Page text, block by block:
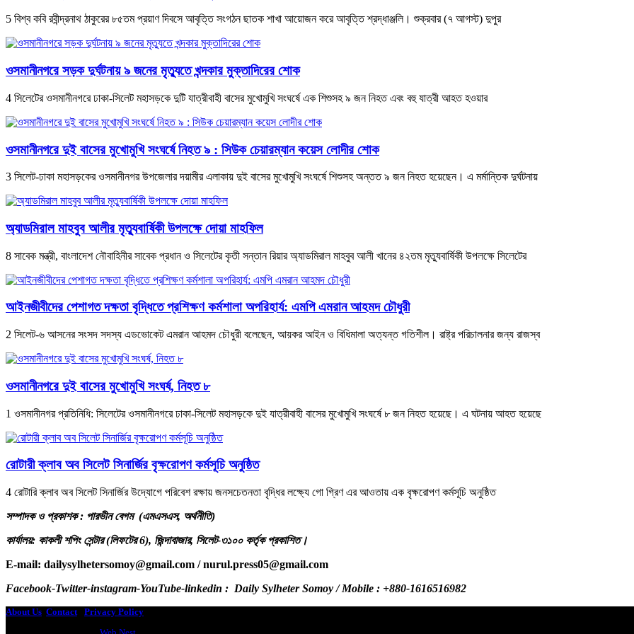
5 বিশ্ব কবি রবীন্দ্রনাথ ঠাকুরের ৮৫তম প্রয়াণ দিবসে আবৃত্তি সংগঠন ছাতক শাখা আয়োজন করে আবৃত্তি শ্রদ্ধাঞ্জলি। শুক্রবার (৭ আগস্ট) দুপুর
ওসমানীনগরে সড়ক দুর্ঘটনায় ৯ জনের মৃত্যুতে খন্দকার মুক্তাদিরের শোক
4 সিলেটের ওসমানীনগরে ঢাকা-সিলেট মহাসড়কে দুটি যাত্রীবাহী বাসের মুখোমুখি সংঘর্ষে এক শিশুসহ ৯ জন নিহত এবং বহু যাত্রী আহত হওয়ার
ওসমানীনগরে দুই বাসের মুখোমুখি সংঘর্ষে নিহত ৯ : সিউক চেয়ারম্যান কয়েস লোদীর শোক
3 সিলেট-ঢাকা মহাসড়কের ওসমানীনগর উপজেলার দয়ামীর এলাকায় দুই বাসের মুখোমুখি সংঘর্ষে শিশুসহ অন্তত ৯ জন নিহত হয়েছেন। এ মর্মান্তিক দুর্ঘটনায়
অ্যাডমিরাল মাহবুব আলীর মৃত্যুবার্ষিকী উপলক্ষে দোয়া মাহফিল
8 সাবেক মন্ত্রী, বাংলাদেশ নৌবাহিনীর সাবেক প্রধান ও সিলেটের কৃতী সন্তান রিয়ার অ্যাডমিরাল মাহবুব আলী খানের ৪২তম মৃত্যুবার্ষিকী উপলক্ষে সিলেটের
‎আইনজীবীদের পেশাগত দক্ষতা বৃদ্ধিতে প্রশিক্ষণ কর্মশালা অপরিহার্য: এমপি এমরান আহমদ চৌধুরী
2 ‎সিলেট-৬ আসনের সংসদ সদস্য এডভোকেট এমরান আহমদ চৌধুরী বলেছেন, আয়কর আইন ও বিধিমালা অত্যন্ত গতিশীল। রাষ্ট্র পরিচালনার জন্য রাজস্ব
ওসমানীনগরে দুই বাসের মুখোমুখি সংঘর্ষ, নিহত ৮
1 ওসমানীনগর প্রতিনিধি: সিলেটের ওসমানীনগরে ঢাকা-সিলেট মহাসড়কে দুই যাত্রীবাহী বাসের মুখোমুখি সংঘর্ষে ৮ জন নিহত হয়েছে। এ ঘটনায় আহত হয়েছে
রোটারী ক্লাব অব সিলেট সিনার্জির বৃক্ষরোপণ কর্মসূচি অনুষ্ঠিত
4 রোটারি ক্লাব অব সিলেট সিনার্জির উদ্যোগে পরিবেশ রক্ষায় জনসচেতনতা বৃদ্ধির লক্ষ্যে গো গ্রিণ এর আওতায় এক বৃক্ষরোপণ কর্মসূচি অনুষ্ঠিত
সম্পাদক ও প্রকাশক : পারভীন বেগম (এমএসএস, অর্থনীতি)
কার্যালয়: কাকলী শপিং সেন্টার (লিফটের 6), জিন্দাবাজার, সিলেট-৩১০০ কর্তৃক প্রকাশিত।
E-mail: dailysylhetersomoy@gmail.com / nurul.press05@gmail.com
Facebook-Twitter-instagram-YouTube-linkedin : Daily Sylheter Somoy / Mobile : +880-1616516982
About Us Contact
Privacy Policy